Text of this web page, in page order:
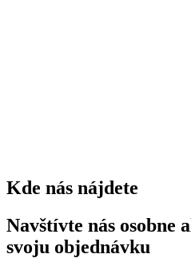
Kde nás nájdete
Navštívte nás osobne
svoju objednávku